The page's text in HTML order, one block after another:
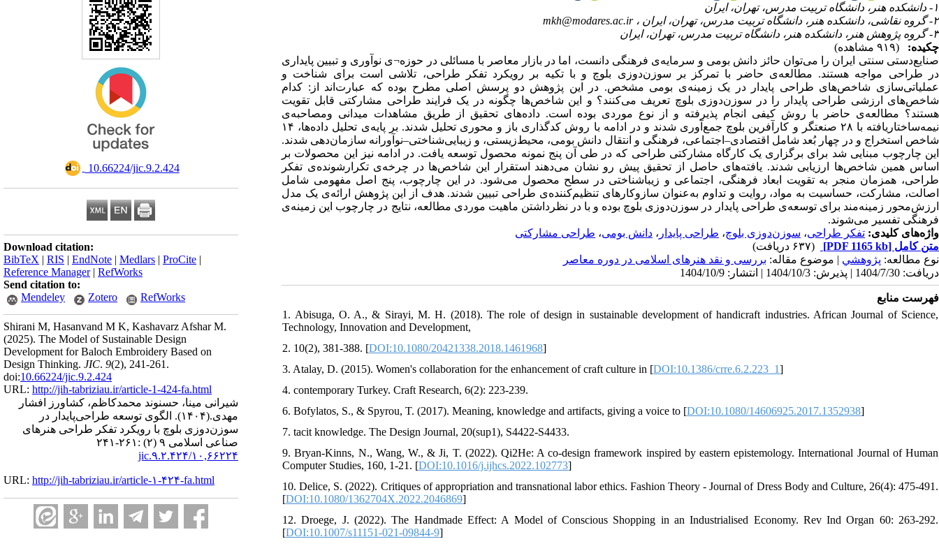
‎ 10.66224/jic.9.2.424
Download citation:
BibTeX | RIS | EndNote | Medlars | ProCite |
Reference Manager| RefWorks
Send citation to:
Mendeley
Zotero RefWorks
Shirani M, Hasanvand M K, Kashavarz Afshar M.
(2025). The Model of Sustainable Design
Development for Baloch Embroidery Based on
Design Thinking. JIC. 9(2), 241-261.
doi:10.66224/jic.9.2.424
URL: http://jih-tabriziau.ir/article-1-424-fa.html
شیرانی مینا، حسنوند محمدکاظم، کشاورز افشار
مهدی.(۱۴۰۴).
الگوی توسعه طراحی‌پایدار در
سوزن‌دوزی بلوچ با رویکرد تفکر‌ طراحی هنرهای
صناعی اسلامی ۹ (۲) :۲۶۱-۲۴۱
۱۰,۶۶۲۲۴/jic.۹.۲.۴۲۴
URL: http://jih-tabriziau.ir/article-۱-۴۲۴-fa.html
۱- دانشکده‌ هنر، دانشگاه تربیت مدرس، تهران، ایران
۲- گروه نقاشی، دانشکده‌ هنر، دانشگاه تربیت مدرس، تهران، ایران ،
mkh@modares.ac.ir
۳- گروه پژوهش هنر، دانشکده‌ هنر، دانشگاه تربیت مدرس، تهران، ایران
چکیده:
(۹۱۹ مشاهده)
صنایع‌دستی سنتی ایران را می‌توان حائز دانش بومی و سرمایه‌ی فرهنگی‌ دانست، اما در بازار معاصر با مسائلی در حوزه¬ی نوآوری و تبیین پایداری
در طراحی مواجه هستند. مطالعه‌ی حاضر با تمرکز بر سوزن‌دوزی بلوچ و با تکیه بر رویکرد تفکر طراحی، تلاشی است برای شناخت و
عملیاتی‌سازی شاخص‌های طراحی پایدار در یک زمینه‌ی بومی مشخص. در این پژوهش دو پرسش اصلی مطرح بوده که عبارت‌اند از: کدام
شاخص‌های ارزشی طراحی پایدار را در سوزن‌دوزی بلوچ تعریف می‌کنند؟ و این شاخص‌ها چگونه در یک فرایند طراحی مشارکتی قابل تقویت‌
هستند؟ مطالعه‌ی حاضر با روش کیفی انجام پذیرفته و از نوع موردی بوده است. داده‌های تحقیق از طریق مشاهدات میدانی ومصاحبه‌ی
نیمه‌ساختاریافته با ۲۸ صنعتگر و کارآفرین بلوچ جمع‌آوری شدند و در ادامه با روش کدگذاری باز و محوری تحلیل شدند. بر پایه‌ی تحلیل داده‌ها، ۱۴
شاخص استخراج و در چهار بُعد شامل اقتصادی–اجتماعی، فرهنگی و انتقال دانش بومی، محیط‌زیستی، و زیبایی‌شناختی–نوآورانه سازمان‌دهی شدند.
این چارچوب مبنایی شد برای برگزاری یک کارگاه مشارکتی طراحی که در طی آن پنج نمونه محصول توسعه یافت. در ادامه نیز این محصولات بر
اساس همین شاخص‌ها ارزیابی شدند. یافته‌های حاصل از تحقیق پیش رو نشان می‌دهند استقرار این شاخص‌ها در چرخه‌ی تکرارشونده‌ی تفکر
طراحی، همزمان منجر به تقویت ابعاد فرهنگی، اجتماعی و زیباشناختی در سطح محصول می‌شود. در این چارچوب، پنج اصل مفهومی شامل
اصالت، مشارکت، حساسیت به مواد، روایت و تداوم به‌عنوان سازوکارهای تنظیم‌کننده‌ی طراحی تبیین شدند. هدف از این پژوهش ارائه‌ی یک مدل
ارزش‌محور زمینه‌مند برای توسعه‌ی طراحی پایدار در سوزن‌دوزی بلوچ بوده و با در نظرداشتن ماهیت موردی مطالعه، نتایج در چارچوب این زمینه‌ی
فرهنگی تفسیر می‌شوند.
واژه‌های کلیدی: تفکر طراحی، سوزن‌دوزی بلوچ، طراحی پایدار ، دانش بومی، طراحی مشارکتی
متن کامل [PDF 1165 kb]
(۶۳۷ دریافت)
نوع مطالعه: پژوهشي | موضوع مقاله: بررسی و نقد هنرهای اسلامی در دوره معاصر
دریافت: 1404/7/30 | پذیرش: 1404/10/3 | انتشار: 1404/10/9
فهرست منابع
1. Abisuga, O. A., & Sirayi, M. H. (2018). The role of design in sustainable development of handicraft industries. African Journal of Science,
Technology, Innovation and Development,
2. 10(2), 381-388. [DOI:10.1080/20421338.2018.1461968]
3. Atalay, D. (2015). Women's collaboration for the enhancement of craft culture in [DOI:10.1386/crre.6.2.223_1]
4. contemporary Turkey. Craft Research, 6(2): 223-239.
6. Bofylatos, S., & Spyrou, T. (2017). Meaning, knowledge and artifacts, giving a voice to [DOI:10.1080/14606925.2017.1352938]
7. tacit knowledge. The Design Journal, 20(sup1), S4422-S4433.
9. Bryan-Kinns, N., Wang, W., & Ji, T. (2022). Qi2He: A co-design framework inspired by eastern epistemology. International Journal of Human
Computer Studies, 160, 1-21. [DOI:10.1016/j.ijhcs.2022.102773]
10. Delice, S. (2022). Critiques of appropriation and transnational labor ethics. Fashion Theory - Journal of Dress Body and Culture, 26(4): 475-491.
[DOI:10.1080/1362704X.2022.2046869]
12. Droege, J. (2022). The Handmade Effect: A Model of Conscious Shopping in an Industrialised Economy. Rev Ind Organ 60: 263-292.
[DOI:10.1007/s11151-021-09844-9]